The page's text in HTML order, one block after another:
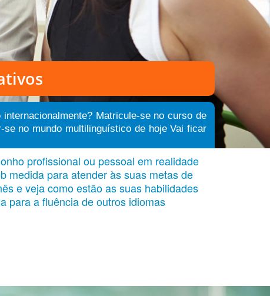
Matricule-se no curso de
no mundo multilinguístico de hoje Vai ficar
profissional ou pessoal em realidade
medida para atender às suas metas de
e veja como estão as suas habilidades
para a fluência de outros idiomas